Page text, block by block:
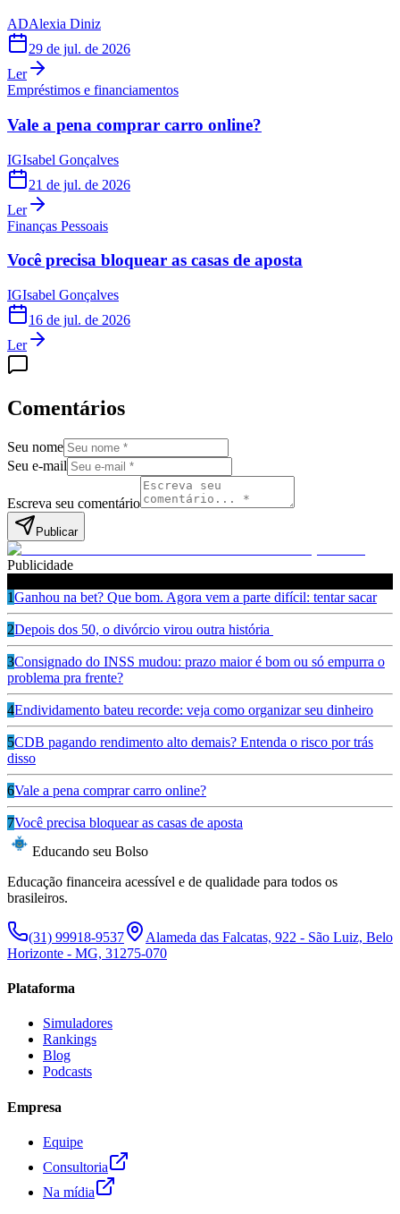
ADAlexia Diniz
29 de jul. de 2026
Ler
Empréstimos e financiamentos
Vale a pena comprar carro online?
IGIsabel Gonçalves
21 de jul. de 2026
Ler
Finanças Pessoais
Você precisa bloquear as casas de aposta
IGIsabel Gonçalves
16 de jul. de 2026
Ler
Comentários
Seu nome
Seu e-mail
Escreva seu comentário
Publicar
Publicidade
1Ganhou na bet? Que bom. Agora vem a parte difícil: tentar sacar
2Depois dos 50, o divórcio virou outra história
3Consignado do INSS mudou: prazo maior é bom ou só empurra o
problema pra frente?
4Endividamento bateu recorde: veja como organizar seu dinheiro
5CDB pagando rendimento alto demais? Entenda o risco por trás
disso
6Vale a pena comprar carro online?
7Você precisa bloquear as casas de aposta
Educando seu Bolso
Educação financeira acessível e de qualidade para todos os
brasileiros.
(31) 99918-9537
Alameda das Falcatas, 922 - São Luiz, Belo
Horizonte - MG, 31275-070
Plataforma
Simuladores
Rankings
Blog
Podcasts
Empresa
Equipe
Consultoria
Na mídia